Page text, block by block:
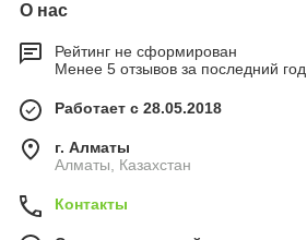
О нас
Рейтинг не сформирован
Менее 5 отзывов за последний год
Работает с 28.05.2018
г. Алматы
Алматы, Казахстан
Контакты